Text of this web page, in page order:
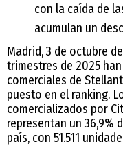
con la caída de
acumulan un
Madrid, 3 de octubre
trimestres de 2025
comerciales de
puesto en el ranking.
comercializados por
representan un 36,9%
país, con 51.511